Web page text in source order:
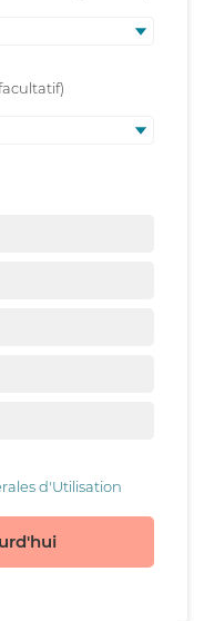
d'Utilisation